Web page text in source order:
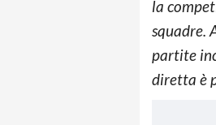
la
squadre.
partite
diretta è